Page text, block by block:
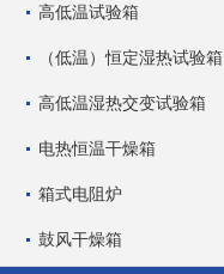
高低温试验箱
（低温）恒定湿热试验箱
高低温湿热交变试验箱
电热恒温干燥箱
箱式电阻炉
鼓风干燥箱